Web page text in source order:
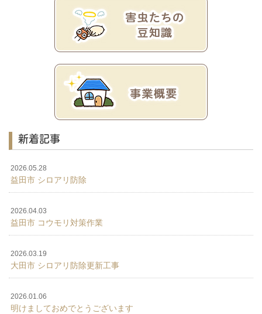
新着記事
2026.05.28
益田市 シロアリ防除
2026.04.03
益田市 コウモリ対策作業
2026.03.19
大田市 シロアリ防除更新工事
2026.01.06
明けましておめでとうございます